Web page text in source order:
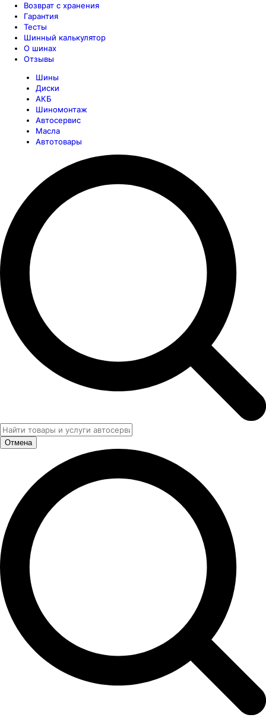
Возврат с хранения
Гарантия
Тесты
Шинный калькулятор
О шинах
Отзывы
Шины
Диски
АКБ
Шиномонтаж
Автосервис
Масла
Автотовары
Отмена